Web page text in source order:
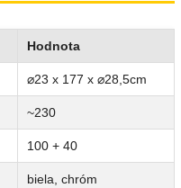
Hodnota
⌀23 x 177 x ⌀28,5cm
~230
100 + 40
biela, chróm